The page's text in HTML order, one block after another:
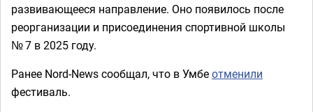
развивающееся направление. Оно появилось после
реорганизации и присоединения спортивной школы
№ 7 в 2025 году.
Ранее Nord-News сообщал, что в Умбеотменили
фестиваль.